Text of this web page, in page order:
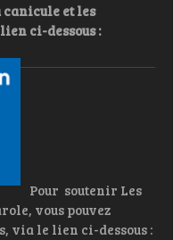
et les
ci-dessous :
Pour soutenir Les
vous pouvez
via le lien ci-dessous :